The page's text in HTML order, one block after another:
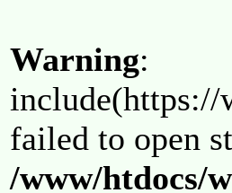
Warning:
include(https://
failed to open
/www/htdocs/